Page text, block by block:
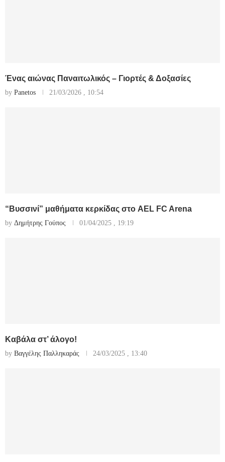
Ένας αιώνας Παναιτωλικός – Γιορτές & Δοξασίες
by Panetos 21/03/2026 , 10:54
“Βυσσινί” μαθήματα κερκίδας στο AEL FC Arena
by Δημήτρης Γούπος 01/04/2025 , 19:19
Καβάλα στ’ άλογο!
by Βαγγέλης Παλληκαράς 24/03/2025 , 13:40